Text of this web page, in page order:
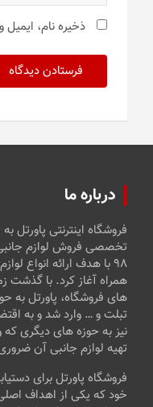
ذخیره نام،
درباره ما
فروشگاه اینترنتی پاورتل
تخصصی فروش لوازم
۹۸ با هدف ارائه انواع
همراه آغاز کرد. با
های فروشگاه، پاورتل به
تبلت و … وارد شد و به
نیز به حوزه های دیگری
تهیه لوازم جانبی آن
فروشگاه پاورتل برای
خود که یکی از اهداف